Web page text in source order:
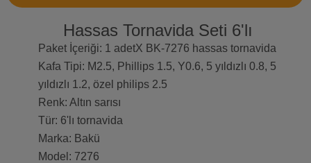
Hassas Tornavida Seti 6'lı
Paket İçeriği: 1 adetX BK-7276 hassas tornavida
Kafa Tipi: M2.5, Phillips 1.5, Y0.6, 5 yıldızlı 0.8, 5
yıldızlı 1.2, özel philips 2.5
Renk: Altın sarısı
Tür: 6'lı tornavida
Marka: Bakü
Model: 7276